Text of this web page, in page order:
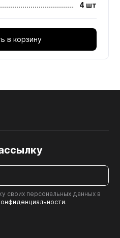
4 шт
в корзину
своих персональных данных в
.